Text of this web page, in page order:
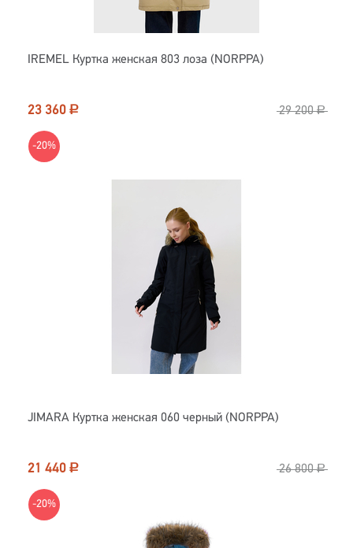
IREMEL Куртка женская 803 лоза (NORPPA)
23 360 Р 29 200 Р
-20%
JIMARA Куртка женская 060 черный (NORPPA)
21 440 Р 26 800 Р
-20%